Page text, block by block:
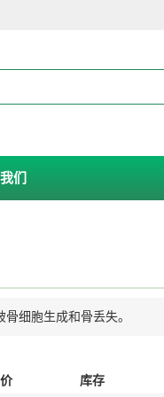
们
细胞生成和骨丢失。
库存